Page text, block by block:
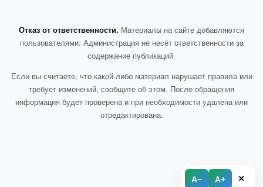
A− A+ ×
Отказ от ответственности. Материалы на сайте добавляются
пользователями. Администрация не несёт ответственности за
содержание публикаций.
Если вы считаете, что какой-либо материал нарушает правила или
требует изменений, сообщите об этом. После обращения
информация будет проверена и при необходимости удалена или
отредактирована.